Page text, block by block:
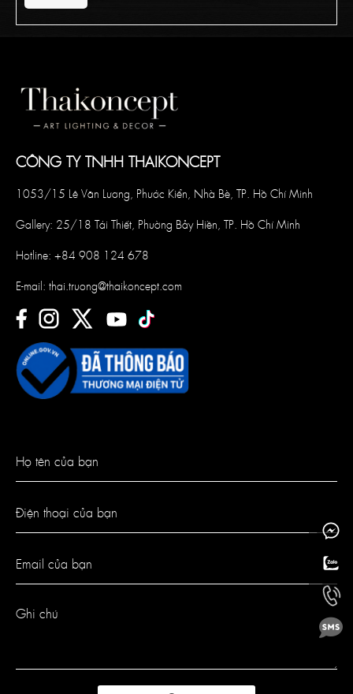
CÔNG TY TNHH THAIKONCEPT
1053/15 Lê Văn Lương, Phước Kiển, Nhà Bè, TP. Hồ Chí Minh
Gallery: 25/18 Tái Thiết, Phường Bảy Hiền, TP. Hồ Chí Minh
Hotline: +84 908 124 678
E-mail: thai.truong@thaikoncept.com